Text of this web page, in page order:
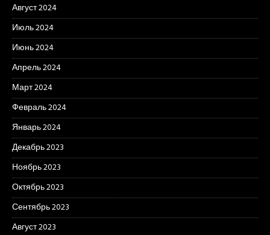
Август 2024
Июль 2024
Июнь 2024
Апрель 2024
Март 2024
Февраль 2024
Январь 2024
Декабрь 2023
Ноябрь 2023
Октябрь 2023
Сентябрь 2023
Август 2023